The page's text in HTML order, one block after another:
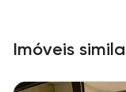
Imóveis